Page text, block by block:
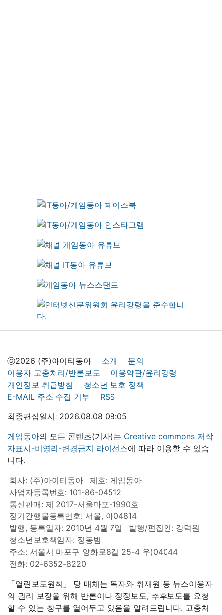
ⓒ2026 (주)아이티동아 소개
문의
이용자 고충처리/반론보도
이용약관/윤리강령
개인정보 취급방침
청소년 보호 정책
E-MAIL 주소 수집 거부
RSS
최종편집일시: 2026.08.08 08:05
게임동아의 모든 콘텐츠(기사)는 Creative commons 저작
자표시-비영리-변경금지 라이선스에 따라 이용할 수 있습
니다.
회사: (주)아이티동아
제호: 게임동아
사업자등록번호: 101-86-04512
통신판매: 제 2017-서울마포-1990호
정기간행물등록번호: 서울, 아04814
발행, 등록일자: 2010년 4월 7일
발행/편집인: 강덕원
청소년보호책임자: 정동범
주소: 서울시 마포구 양화로8길 25-4 우)04044
전화: 02-6352-8220
「열린보도원칙」 당 매체는 독자와 취재원 등 뉴스이용자
의 권리 보장을 위해 반론이나 정정보도, 추후보도를 요청
할 수 있는 창구를 열어두고 있음을 알려드립니다. 고충처